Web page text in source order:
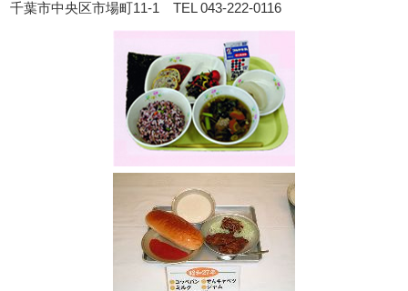
千葉市中央区市場町11-1 TEL043-222-0116